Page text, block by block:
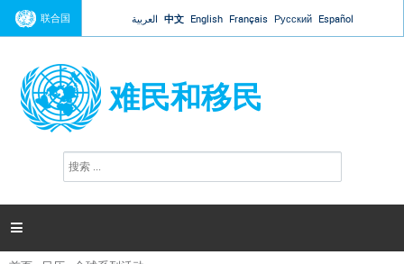
Jump to navigation
联合国 العربية 中文 English Français Русский Español
难民和移民
搜
索
